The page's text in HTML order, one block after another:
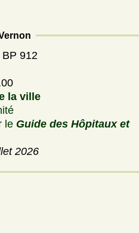
912
la ville
le Guide des Hôpitaux et
Dernière mise à jour : juillet 2026